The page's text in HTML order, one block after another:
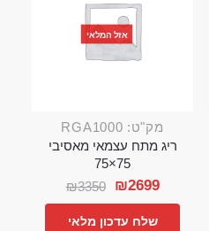
אזל המלאי
מק"ט: RGA1000
ריג מתח עצמאי מאסיבי
75×75
₪3350 ₪2699
שלח עדכון מלאי